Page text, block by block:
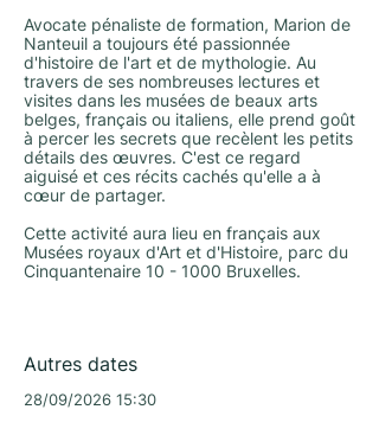
Avocate pénaliste de formation, Marion de
Nanteuil a toujours été passionnée
d'histoire de l'art et de mythologie. Au
travers de ses nombreuses lectures et
visites dans les musées de beaux arts
belges, français ou italiens, elle prend goût
à percer les secrets que recèlent les petits
détails des œuvres. C'est ce regard
aiguisé et ces récits cachés qu'elle a à
cœur de partager.
Cette activité aura lieu en français aux
Musées royaux d'Art et d'Histoire, parc du
Cinquantenaire 10 - 1000 Bruxelles.
Autres dates
28/09/2026 15:30